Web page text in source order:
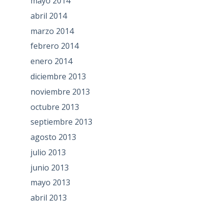
abril 2014
marzo 2014
febrero 2014
enero 2014
diciembre 2013
noviembre 2013
octubre 2013
septiembre 2013
agosto 2013
julio 2013
junio 2013
mayo 2013
abril 2013